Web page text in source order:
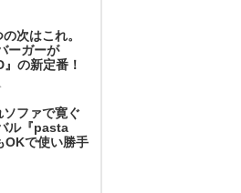
次はこれ。
ーガーが
』の新定番！
ファで寛ぐ
ル『pasta
で使い勝手